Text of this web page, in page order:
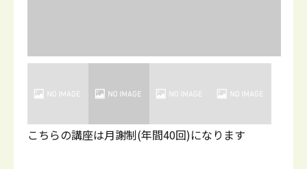
こちらの講座は月謝制(年間40回)になります